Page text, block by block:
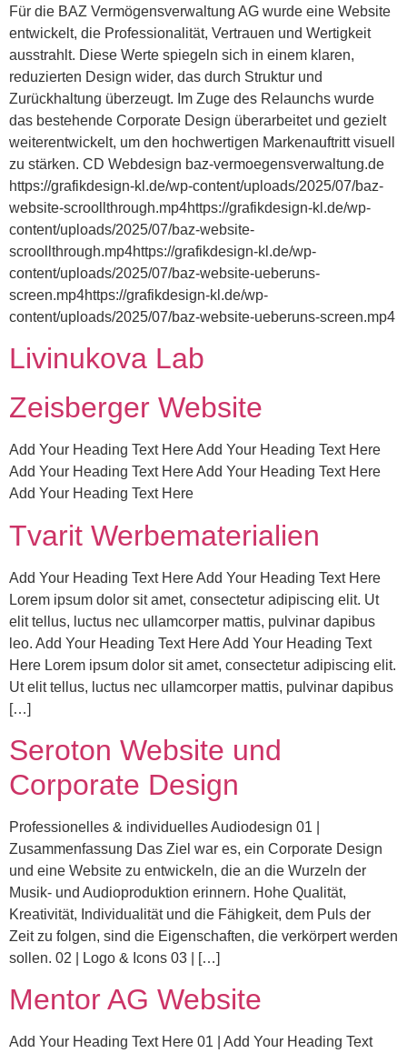
Für die BAZ Vermögensverwaltung AG wurde eine Website
entwickelt, die Professionalität, Vertrauen und Wertigkeit
ausstrahlt. Diese Werte spiegeln sich in einem klaren,
reduzierten Design wider, das durch Struktur und
Zurückhaltung überzeugt. Im Zuge des Relaunchs wurde
das bestehende Corporate Design überarbeitet und gezielt
weiterentwickelt, um den hochwertigen Markenauftritt visuell
zu stärken. CD Webdesign baz-vermoegensverwaltung.de
https://grafikdesign-kl.de/wp-content/uploads/2025/07/baz-
website-scroollthrough.mp4https://grafikdesign-kl.de/wp-
content/uploads/2025/07/baz-website-
scroollthrough.mp4https://grafikdesign-kl.de/wp-
content/uploads/2025/07/baz-website-ueberuns-
screen.mp4https://grafikdesign-kl.de/wp-
content/uploads/2025/07/baz-website-ueberuns-screen.mp4
Livinukova Lab
Zeisberger Website
Add Your Heading Text Here Add Your Heading Text Here
Add Your Heading Text Here Add Your Heading Text Here
Add Your Heading Text Here
Tvarit Werbematerialien
Add Your Heading Text Here Add Your Heading Text Here
Lorem ipsum dolor sit amet, consectetur adipiscing elit. Ut
elit tellus, luctus nec ullamcorper mattis, pulvinar dapibus
leo. Add Your Heading Text Here Add Your Heading Text
Here Lorem ipsum dolor sit amet, consectetur adipiscing elit.
Ut elit tellus, luctus nec ullamcorper mattis, pulvinar dapibus
[…]
Seroton Website und
Corporate Design
Professionelles & individuelles Audiodesign 01 |
Zusammenfassung Das Ziel war es, ein Corporate Design
und eine Website zu entwickeln, die an die Wurzeln der
Musik- und Audioproduktion erinnern. Hohe Qualität,
Kreativität, Individualität und die Fähigkeit, dem Puls der
Zeit zu folgen, sind die Eigenschaften, die verkörpert werden
sollen. 02 | Logo & Icons 03 | […]
Mentor AG Website
Add Your Heading Text Here 01 | Add Your Heading Text